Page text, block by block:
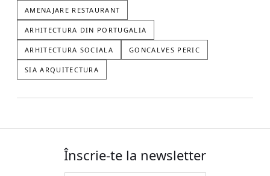
AMENAJARE RESTAURANT
ARHITECTURA DIN PORTUGALIA
ARHITECTURA SOCIALA GONCALVES PERIC
SIA ARQUITECTURA
Înscrie-te la newsletter